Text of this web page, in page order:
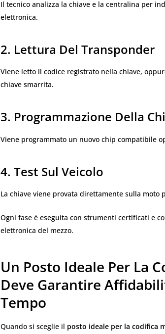
Il tecnico analizza la chiave e la centralina per
elettronica.
2. Lettura Del Transponder
Viene letto il codice registrato nella chiave,
chiave smarrita.
3. Programmazione Della
Viene programmato un nuovo chip compatibile
4. Test Sul Veicolo
La chiave viene provata direttamente sulla moto
Ogni fase è eseguita con strumenti certificati e
elettronica del mezzo.
Un Posto Ideale Per La
Deve Garantire
Tempo
Quando si sceglie il posto ideale per la codifica